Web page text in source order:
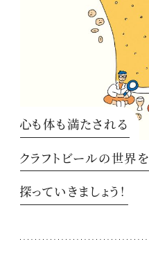
心も体も満たされる
クラフトビールの世界を
探っていきましょう！